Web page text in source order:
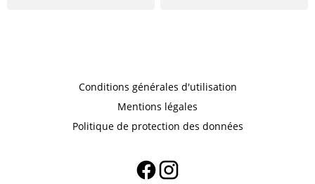
Conditions générales d'utilisation
Mentions légales
Politique de protection des données